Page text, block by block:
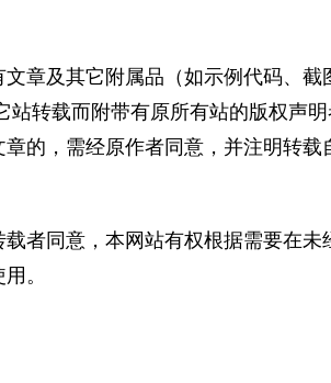
章及其它附属品（如示例代码、截
转载而附带有原所有站的版权声
的，需经原作者同意，并注明转载
者同意，本网站有权根据需要在未
。